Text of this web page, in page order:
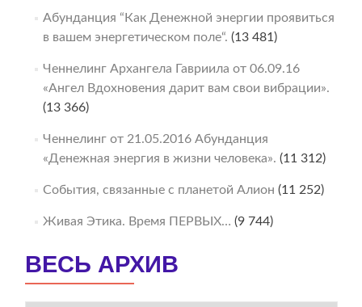
Абунданция “Как Денежной энергии проявиться
в вашем энергетическом поле“. (13 481)
Ченнелинг Архангела Гавриила от 06.09.16
«Ангел Вдохновения дарит вам свои вибрации».
(13 366)
Ченнелинг от 21.05.2016 Абунданция
«Денежная энергия в жизни человека». (11 312)
События, связанные с планетой Алион (11 252)
Живая Этика. Время ПЕРВЫХ… (9 744)
ВЕСЬ АРХИВ